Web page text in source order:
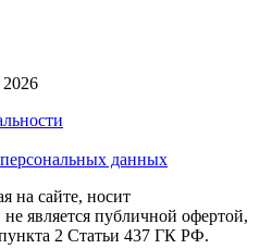
данных
на сайте, носит
является публичной офертой,
2 Cтатьи 437 ГК РФ.